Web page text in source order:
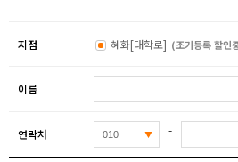
지점 혜화[대학로] (조기등록 할인
이름
연락처 -